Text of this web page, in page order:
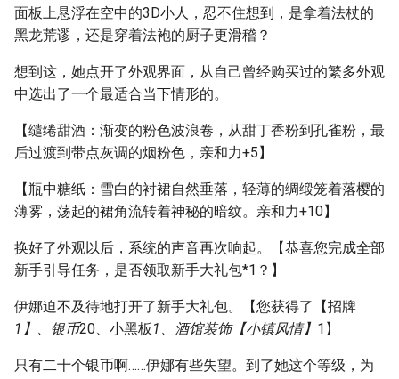
面板上悬浮在空中的3D小人，忍不住想到，是拿着法杖的
黑龙荒谬，还是穿着法袍的厨子更滑稽？
想到这，她点开了外观界面，从自己曾经购买过的繁多外观
中选出了一个最适合当下情形的。
【缱绻甜酒：渐变的粉色波浪卷，从甜丁香粉到孔雀粉，最
后过渡到带点灰调的烟粉色，亲和力+5】
【瓶中糖纸：雪白的衬裙自然垂落，轻薄的绸缎笼着落樱的
薄雾，荡起的裙角流转着神秘的暗纹。亲和力+10】
换好了外观以后，系统的声音再次响起。【恭喜您完成全部
新手引导任务，是否领取新手大礼包*1？】
伊娜迫不及待地打开了新手大礼包。【您获得了【招牌
1】、银币20、小黑板 1、酒馆装饰【小镇风情】 1】
只有二十个银币啊……伊娜有些失望。到了她这个等级，为